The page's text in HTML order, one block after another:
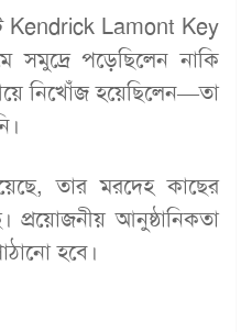
Kendrick Lamont Key
সমুদ্রে পড়েছিলেন নাকি
নিখোঁজ হয়েছিলেন—তা
তার মরদেহ কাছের
প্রয়োজনীয় আনুষ্ঠানিকতা
হবে।